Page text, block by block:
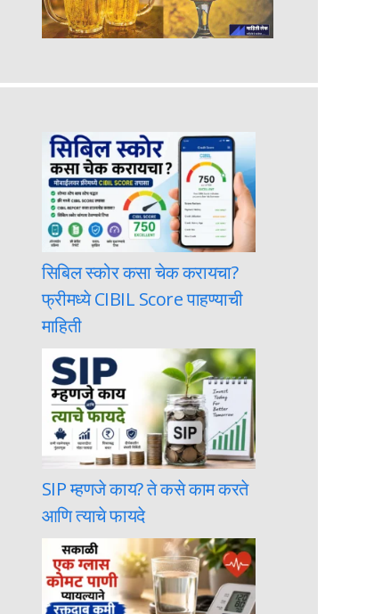
सिबिल स्कोर कसा चेक करायचा?
फ्रीमध्ये CIBIL Score पाहण्याची
माहिती
SIP म्हणजे काय? ते कसे काम करते
आणि त्याचे फायदे